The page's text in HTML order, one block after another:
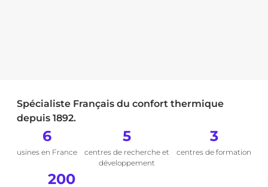
Spécialiste Français du confort thermique
depuis 1892.
6
usines en France
5
centres de recherche et
développement
3
centres de formation
200